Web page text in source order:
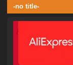
-no title-